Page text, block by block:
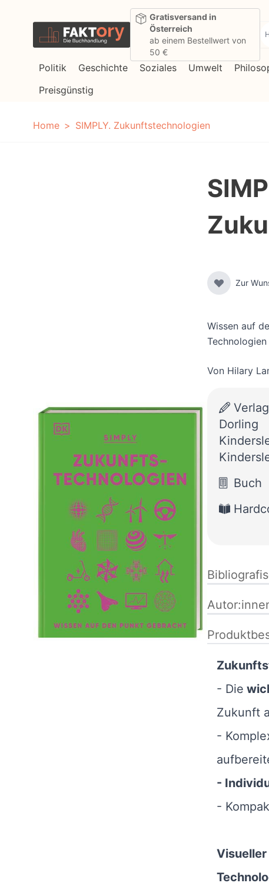
Gratisversand in
Österreich
ab einem Bestellwert von
50 €
Politik Geschichte Soziales Umwelt
Preisgünstig
Home SIMPLY. Zukunftstechnologien
Zur
Wissen auf
Von Hilary
Dorling
Buch
- Die
Zukunft
-
-
-